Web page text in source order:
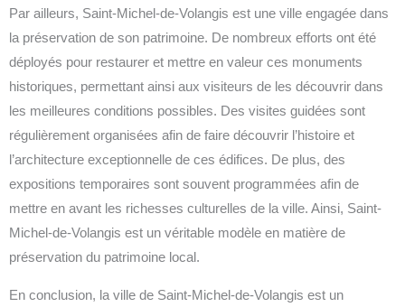
Par ailleurs, Saint-Michel-de-Volangis est une ville engagée dans
la préservation de son patrimoine. De nombreux efforts ont été
déployés pour restaurer et mettre en valeur ces monuments
historiques, permettant ainsi aux visiteurs de les découvrir dans
les meilleures conditions possibles. Des visites guidées sont
régulièrement organisées afin de faire découvrir l’histoire et
l’architecture exceptionnelle de ces édifices. De plus, des
expositions temporaires sont souvent programmées afin de
mettre en avant les richesses culturelles de la ville. Ainsi, Saint-
Michel-de-Volangis est un véritable modèle en matière de
préservation du patrimoine local.
En conclusion, la ville de Saint-Michel-de-Volangis est un